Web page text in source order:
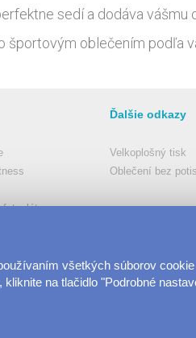
sedí a dodáva
oblečením podľa
fotoplátna
Nerdi
Ďalšie odkazy
Velkoplošný tisk
Oblečení bez
všetkých súborov
na tlačidlo "Podrobné